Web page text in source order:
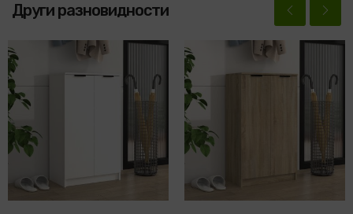
Други разновидности